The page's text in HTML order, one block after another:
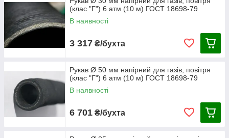
(клас "Г") 6 атм (10 м) ГОСТ 18698-79
В наявності
3 317 ₴/бухта
Рукав Ø 50 мм напірний для газів, повітря
(клас "Г") 6 атм (10 м) ГОСТ 18698-79
В наявності
6 701 ₴/бухта